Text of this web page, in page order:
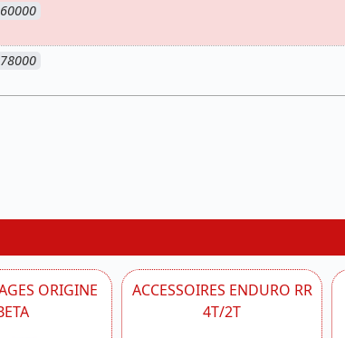
ORIGINE
ACCESSOIRES ENDURO RR
4T/2T